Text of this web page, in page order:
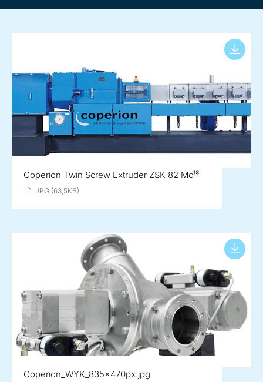
Coperion Twin Screw Extruder ZSK 82 Mc¹⁸
JPG (63,5KB)
Coperion_WYK_835x470px.jpg